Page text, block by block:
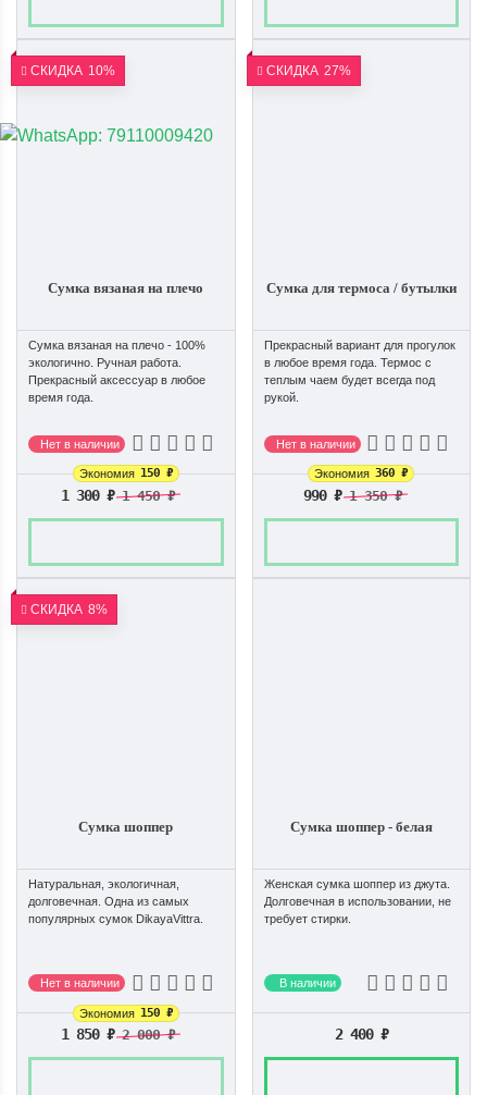
СКИДКА 10%
Сумка вязаная на плечо
Сумка вязаная на плечо - 100%
экологично. Ручная работа.
Прекрасный аксессуар в любое
время года.
Нет в наличии
Экономия 150 ₽
1 300 ₽ 1 450₽
СКИДКА 27%
Сумка для термоса / бутылки
Прекрасный вариант для прогулок
в любое время года. Термос с
теплым чаем будет всегда под
рукой.
Нет в наличии
Экономия 360₽
990₽ 1 350₽
СКИДКА 8%
Сумка шоппер
Натуральная, экологичная,
долговечная. Одна из самых
популярных сумок DikayaVittra.
Нет в наличии
Экономия 150 ₽
1 850 ₽ 2 000₽
Сумка шоппер - белая
Женская сумка шоппер из джута.
Долговечная в использовании, не
требует стирки.
В наличии
2 400 ₽